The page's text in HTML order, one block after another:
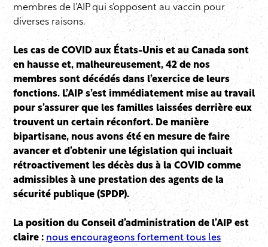
membres de l’AIP qui s’opposent au vaccin pour
diverses raisons.
Les cas de COVID aux États-Unis et au Canada sont
en hausse et, malheureusement, 42 de nos
membres sont décédés dans l’exercice de leurs
fonctions. L’AIP s’est immédiatement mise au travail
pour s’assurer que les familles laissées derrière eux
trouvent un certain réconfort. De manière
bipartisane, nous avons été en mesure de faire
avancer et d’obtenir une législation qui incluait
rétroactivement les décès dus à la COVID comme
admissibles à une prestation des agents de la
sécurité publique (SPDP).
La position du Conseil d’administration de l’AIP est
claire : nous encourageons fortement tous les